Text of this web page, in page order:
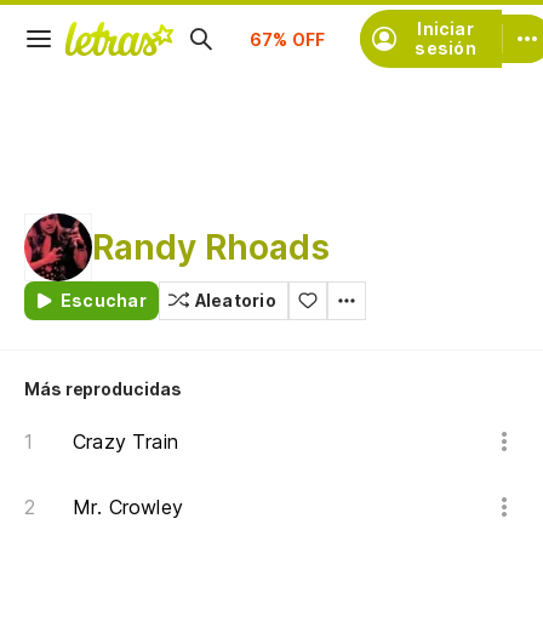
Iniciar
sesión
Suscríbete
Randy Rhoads
Escuchar Aleatorio
Más reproducidas
Crazy Train
Mr. Crowley